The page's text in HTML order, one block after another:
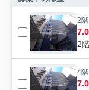
2階
2
4階